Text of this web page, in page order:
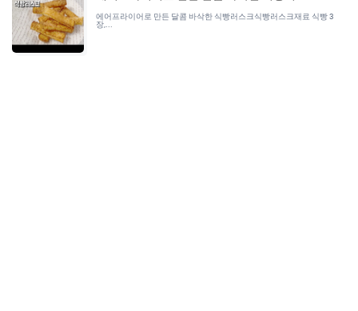
에어프라이어로 만든 달콤 바삭한 식빵러스크식빵러스크재료 식빵 3
장,...